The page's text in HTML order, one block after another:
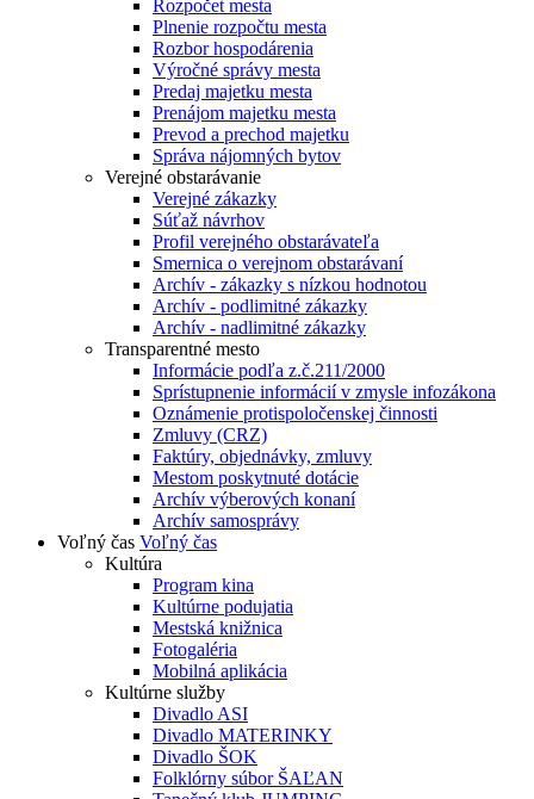
Rozpočet mesta
Plnenie rozpočtu mesta
Rozbor hospodárenia
Výročné správy mesta
Predaj majetku mesta
Prenájom majetku mesta
Prevod a prechod majetku
Správa nájomných bytov
Verejné obstarávanie
Verejné zákazky
Súťaž návrhov
Profil verejného obstarávateľa
Smernica o verejnom obstarávaní
Archív - zákazky s nízkou hodnotou
Archív - podlimitné zákazky
Archív - nadlimitné zákazky
Transparentné mesto
Informácie podľa z.č.211/2000
Sprístupnenie informácií v zmysle infozákona
Oznámenie protispoločenskej činnosti
Zmluvy (CRZ)
Faktúry, objednávky, zmluvy
Mestom poskytnuté dotácie
Archív výberových konaní
Archív samosprávy
Voľný čas Voľný čas
Kultúra
Program kina
Kultúrne podujatia
Mestská knižnica
Fotogaléria
Mobilná aplikácia
Kultúrne služby
Divadlo ASI
Divadlo MATERINKY
Divadlo ŠOK
Folklórny súbor ŠAĽAN